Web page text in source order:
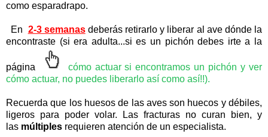
como esparadrapo.
En 2-3 semanas deberás retirarlo y liberar al ave dónde la
encontraste (si era adulta...si es un pichón debes irte a la
página
cómo actuar si encontramos un pichón y ver
cómo actuar, no puedes liberarlo así como así!!).
Recuerda que los huesos de las aves son huecos y débiles,
ligeros para poder volar. Las fracturas no curan bien, y
las múltiples requieren atención de un especialista.